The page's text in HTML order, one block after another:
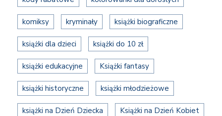
komiksy kryminały książki biograficzne
książki dla dzieci książki do 10 zł
książki edukacyjne Książki fantasy
książki historyczne książki młodzieżowe
książki na Dzień Dziecka Książki na Dzień Kobiet